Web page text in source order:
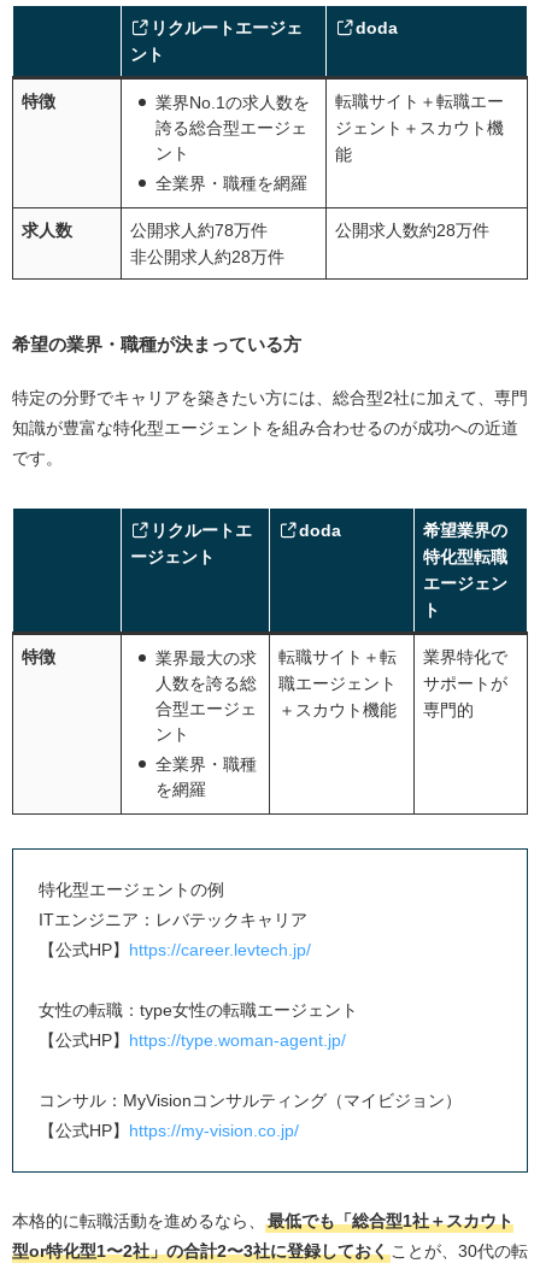
【職種別】30代におすすめの転職エージェント
30代向け転職エージェントのおすすめの選び方
30代向けの求人が豊富か確認
スカウト型とエージェント型を併用する
志望職種・業界があるなら特化型も登録しておこう
30代の転職実績が豊富か確認
キャリアアドバイザーの質で選ぶ
非公開求人や待遇の良い独占求人に出会える可能性
面接が確約された特別選考ルートがあり内定の可能
性が上がる
ポート
年収交渉や入社日調整など、言い出しにくい条件交
担当者へのレスポンスを早くする
希望条件は遠慮せずに伝える
相性の悪い担当者は変更を依頼する
複数の転職エージェントを併用する
30代向け転職エージェントを利用する流れ
30代向け転職エージェントに登録
キャリアアドバイザーと面談
求人紹介
応募と書類選考
面接・選考から入社
30代の転職事情
30代の平均年収
【独自アンケートを実施】30代の転職事情
転職エージェントを利用して年収は上がったか
リクルートエージェ
ント
doda
特徴
業界No.1の求人数を
誇る総合型エージェ
ント
全業界・職種を網羅
転職サイト＋転職エー
ジェント＋スカウト機
能
求人数
公開求人約78万件
非公開求人約28万件
公開求人数約28万件
希望の業界・職種が決まっている方
特定の分野でキャリアを築きたい方には、総合型2社に加えて、専門
知識が豊富な特化型エージェントを組み合わせるのが成功への近道
です。
リクルートエ
ージェント
doda
希望業界の
特化型転職
エージェン
ト
特徴
業界最大の求
人数を誇る総
合型エージェ
ント
全業界・職種
を網羅
転職サイト＋転
職エージェント
＋スカウト機能
業界特化で
サポートが
専門的
特化型エージェントの例
ITエンジニア：レバテックキャリア
【公式HP】 https://career.levtech.jp/
女性の転職：type女性の転職エージェント
【公式HP】 https://type.woman-agent.jp/
コンサル：MyVisionコンサルティング（マイビジョン）
【公式HP】 https://my-vision.co.jp/
本格的に転職活動を進めるなら、
最低でも「総合型1社＋スカウト
型or特化型1〜2社」の合計2〜3社に登録しておくことが、30代の転